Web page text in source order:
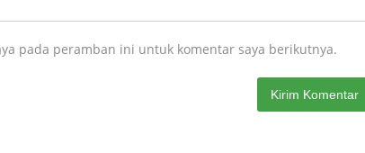
pada peramban ini untuk komentar saya berikutnya.